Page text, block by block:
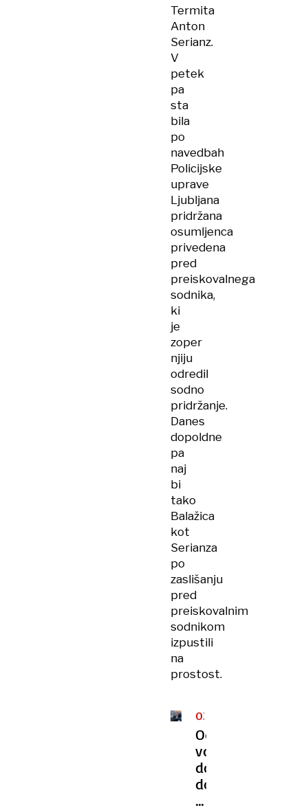
Termita
Anton
Serianz.
V
petek
pa
sta
bila
po
navedbah
Policijske
uprave
Ljubljana
pridržana
osumljenca
privedena
pred
preiskovalnega
sodnika,
ki
je
zoper
njiju
odredil
sodno
pridržanje.
Danes
dopoldne
pa
naj
bi
tako
Balažica
kot
Serianza
po
zaslišanju
pred
preiskovalnim
sodnikom
izpustili
na
prostost.
OZADJE
Od
vojne
do
domnevne
kupčije: